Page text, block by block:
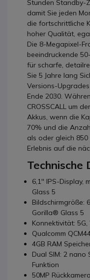
Stunden Standby-
damit Sie jeden
die fortschrittliche
hoher Qualität,
Die 8-Megapixel-
beeindruckende
für scharfe,
Sie 5 Jahre lang
Versions-
Ende 2030.
CROSSCALL um
Akkus, wenn die
70% und die
als oder gleich
Erlebnis auf die
Technische
6,1'' IPS-Display,
Glass 5
Bildschirmgröße:
Gorilla® Glass 5
Konnektivität:
Qualcomm
4GB RAM
Dual SIM: 2 nano
Funktion
50MP